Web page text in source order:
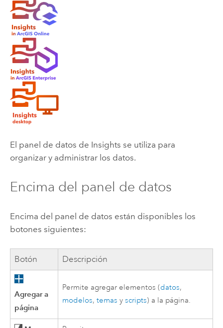
El panel de datos de Insights se utiliza para
organizar y administrar los datos.
Encima del panel de datos
Encima del panel de datos están disponibles los
botones siguientes:
Botón Descripción
Agregar a
página
Permite agregar elementos (datos,
modelos,temas yscripts) a la página.